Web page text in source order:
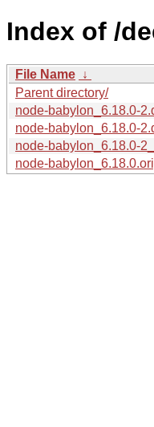
Index of /
File Name ↓
Parent directory/
node-babylon_6.18.0-
node-babylon_6.18.0-
node-babylon_6.18.0-
node-